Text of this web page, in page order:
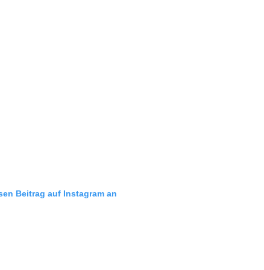
Beitrag auf Instagram an